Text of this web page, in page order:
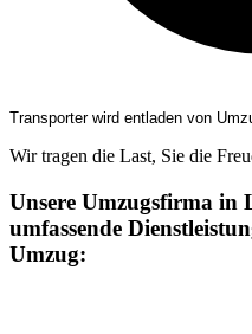
Transporter wird entladen von
Wir tragen die Last, Sie die
Unsere Umzugsfirma in
umfassende
Umzug: